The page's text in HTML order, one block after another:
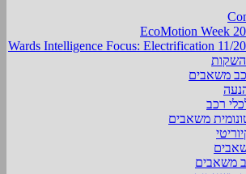
EcoMotion Week
Wards Intelligence Focus: Electrification 11/
משאבים
רכב
משאבים
משאבים